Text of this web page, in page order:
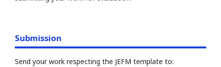
Submission
Send your work respecting the JEFM template to: